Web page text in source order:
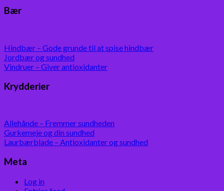
Bær
Hindbær – Gode grunde til at spise hindbær
Jordbær og sundhed
Vindruer – Giver antioxidanter
Krydderier
Allehånde – Fremmer sundheden
Gurkemeje og din sundhed
Laurbærblade – Antioxidanter og sundhed
Meta
Log in